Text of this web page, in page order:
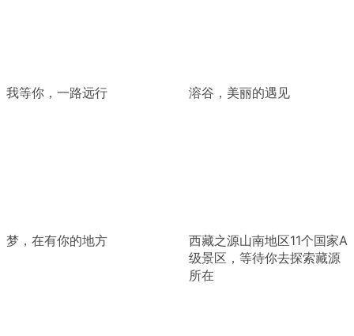
我等你，一路远行 溶谷，美丽的遇见
梦，在有你的地方
西藏之源山南地区11个国家A
级景区，等待你去探索藏源
所在